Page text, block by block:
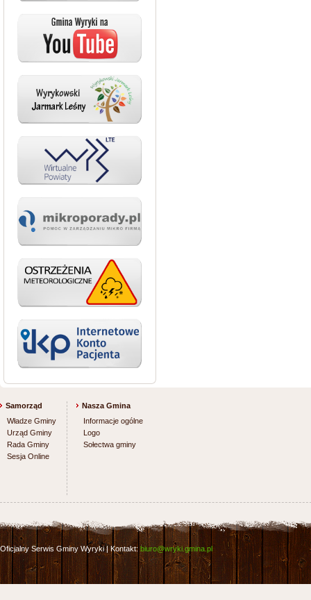
Samorząd
Władze Gminy
Urząd Gminy
Rada Gminy
Sesja Online
Nasza Gmina
Informacje ogólne
Logo
Sołectwa gminy
Oficjalny Serwis Gminy Wyryki | Kontakt: biuro@wryki.gmina.pl